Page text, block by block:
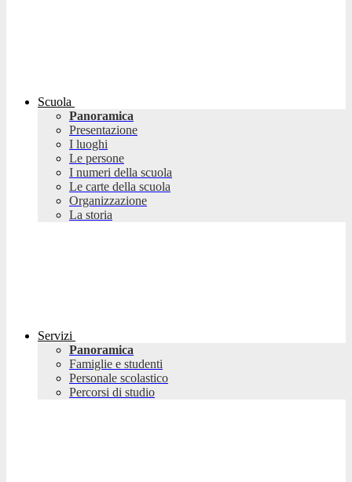
Scuola
Panoramica
Presentazione
I luoghi
Le persone
I numeri della scuola
Le carte della scuola
Organizzazione
La storia
Servizi
Panoramica
Famiglie e studenti
Personale scolastico
Percorsi di studio